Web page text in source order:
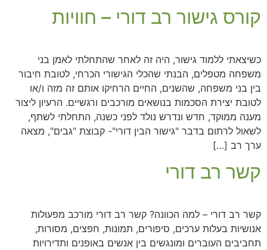
קורס גישור רב דורי – חוויות
כשיצאתי ללמוד גישור, היה זה לאחר שהתחלתי לאמן בני
משפחה מטפלים, הבנתי שהכלי הגישורי הכרחי, לטובת חיבור
בין בני משפחה, שהשנים, החיים הרחיקו אותם זה מזה ו/או
לטובת יצירת הסכמות בנושאים מורכבים ורגשיים. הרעיון ליצור
מענה ממוקד, חדש ונדרש נולד לפני כשנה, התחלתי לשתף,
לשאול לרתום בדבר "גישור הבין דורי"- קבוצת "גבים", מצאה
ערך רב […]
קשר רב דורי
קשר רב דורי – למה הכוונה? קשר רב דורי מורכב מפעולות
אנושיות בעלות ערכים, סיפורים, תמונות, חפצים, מסורות,
תחביבים העוברים ומונגשים בין אנשים באופנים ותדירויות